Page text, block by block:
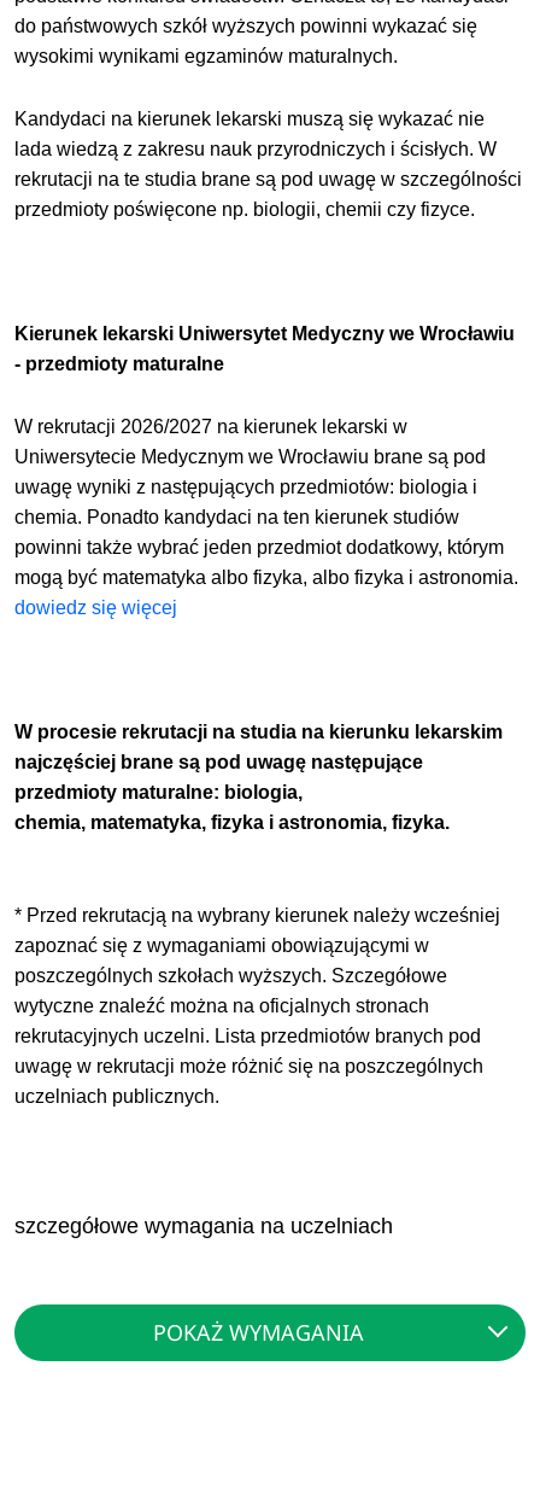
do państwowych szkół wyższych powinni wykazać się
wysokimi wynikami egzaminów maturalnych.
Kandydaci na kierunek lekarski muszą się wykazać nie
lada wiedzą z zakresu nauk przyrodniczych i ścisłych. W
rekrutacji na te studia brane są pod uwagę w szczególności
przedmioty poświęcone np. biologii, chemii czy fizyce.
Kierunek lekarski Uniwersytet Medyczny we Wrocławiu
- przedmioty maturalne
W rekrutacji 2026/2027 na kierunek lekarski w
Uniwersytecie Medycznym we Wrocławiu brane są pod
uwagę wyniki z następujących przedmiotów: biologia i
chemia. Ponadto kandydaci na ten kierunek studiów
powinni także wybrać jeden przedmiot dodatkowy, którym
mogą być matematyka albo fizyka, albo fizyka i astronomia.
dowiedz się więcej
W procesie rekrutacji na studia na kierunku lekarskim
najczęściej brane są pod uwagę następujące
przedmioty maturalne: biologia,
chemia, matematyka,fizyka i astronomia,fizyka.
* Przed rekrutacją na wybrany kierunek należy wcześniej
zapoznać się z wymaganiami obowiązującymi w
poszczególnych szkołach wyższych. Szczegółowe
wytyczne znaleźć można na oficjalnych stronach
rekrutacyjnych uczelni. Lista przedmiotów branych pod
uwagę w rekrutacji może różnić się na poszczególnych
uczelniach publicznych.
szczegółowe wymagania na uczelniach
POKAŻ WYMAGANIA